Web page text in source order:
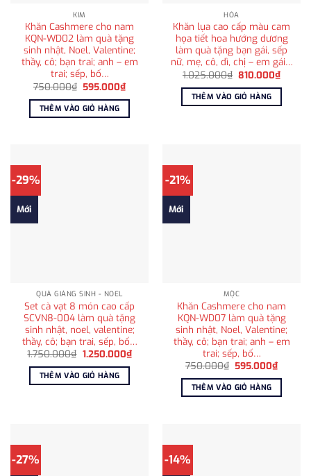
KIM
Khăn Cashmere cho nam
KQN-WD02 làm quà tặng
sinh nhật, Noel, Valentine;
thầy, cô; bạn trai; anh – em
trai; sếp, bố…
750.000₫ Giá
là:
750.000₫.
595.000₫Giá
hiện
tại
595.000₫.
THÊM VÀO GIỎ HÀNG
HỎA
Khăn lụa cao cấp màu cam
họa tiết hoa hướng dương
làm quà tặng bạn gái, sếp
nữ, mẹ, cô, dì, chị – em gái…
1.025.000₫ Giá
là:
1.025.000₫.
810.000₫Giá
hiện
tại
THÊM VÀO GIỎ HÀNG
-29%
Mới
QUÀ GIÁNG SINH - NOEL
Set cà vạt 8 món cao cấp
SCVN8-004 làm quà tặng
sinh nhật, noel, valentine;
thầy, cô; bạn trai, sếp, bố…
1.750.000₫ Giá
là:
1.750.000₫.
1.250.000₫Giá
THÊM VÀO GIỎ HÀNG
-21%
Mới
MỘC
Khăn Cashmere cho nam
KQN-WD07 làm quà tặng
sinh nhật, Noel, Valentine;
thầy, cô; bạn trai; anh – em
trai; sếp, bố…
750.000₫ Giá
là:
750.000₫.
595.000₫Giá
tại
THÊM VÀO GIỎ HÀNG
-27% -14%